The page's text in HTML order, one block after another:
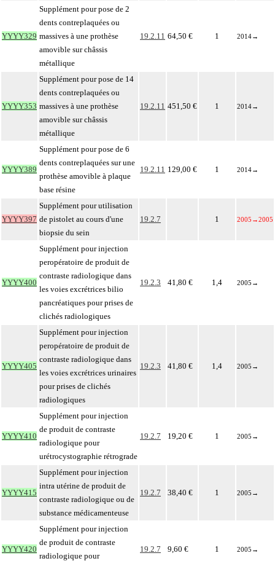
YYYY329
Supplément pour pose de 2
dents contreplaquées ou
massives à une prothèse
amovible sur châssis
métallique
19.2.11 64,50 € 1 2014→
YYYY353
Supplément pour pose de 14
dents contreplaquées ou
massives à une prothèse
amovible sur châssis
métallique
19.2.11 451,50 € 1 2014→
YYYY389
Supplément pour pose de 6
dents contreplaquées sur une
prothèse amovible à plaque
base résine
19.2.11 129,00 € 1 2014→
YYYY397
Supplément pour utilisation
de pistolet au cours d'une
biopsie du sein
19.2.7 1 2005 →2005
YYYY400
Supplément pour injection
peropératoire de produit de
contraste radiologique dans
les voies excrétrices bilio
pancréatiques pour prises de
clichés radiologiques
19.2.3 41,80 € 1,4 2005 →
YYYY405
Supplément pour injection
peropératoire de produit de
contraste radiologique dans
les voies excrétrices urinaires
pour prises de clichés
radiologiques
19.2.3 41,80 € 1,4 2005 →
YYYY410
Supplément pour injection
de produit de contraste
radiologique pour
urétrocystographie rétrograde
19.2.7 19,20 € 1 2005 →
YYYY415
Supplément pour injection
intra utérine de produit de
contraste radiologique ou de
substance médicamenteuse
19.2.7 38,40 € 1 2005 →
YYYY420
Supplément pour injection
de produit de contraste
radiologique pour
19.2.7 9,60 € 1 2005 →